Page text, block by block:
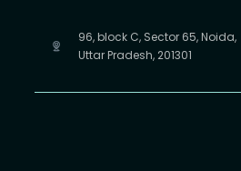
96, block C, Sector 65, Noida,
Uttar Pradesh, 201301